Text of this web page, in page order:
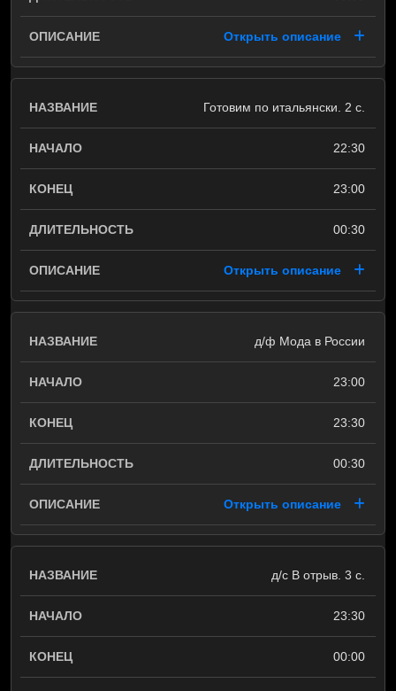
Открыть описание
Готовим по итальянски. 2 с.
22:30
23:00
00:30
Открыть описание
д/ф Мода в России
23:00
23:30
00:30
Открыть описание
д/с В отрыв. 3 с.
23:30
00:00